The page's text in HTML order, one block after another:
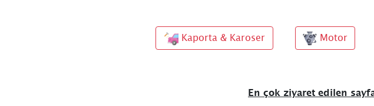
Kaporta & Karoser Motor
En çok ziyaret edilen